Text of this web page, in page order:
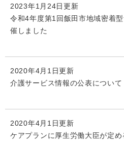
2023年1月24日更新
令和4年度第1回飯田市地域密着
催しました
2020年4月1日更新
介護サービス情報の公表について
2020年4月1日更新
ケアプランに厚生労働大臣が定